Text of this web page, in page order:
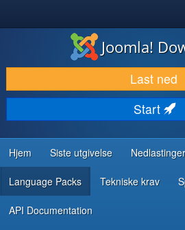
LAST NED & UTVID
OPPDAG & LÆR
SAMFUNN & BRUKERSTØTTE
UTVIKLINGSRESSURSER
Joomla!
Last ned
Start
Hjem Siste utgivelse Nedlastinger
Language Packs Tekniske krav
API Documentation